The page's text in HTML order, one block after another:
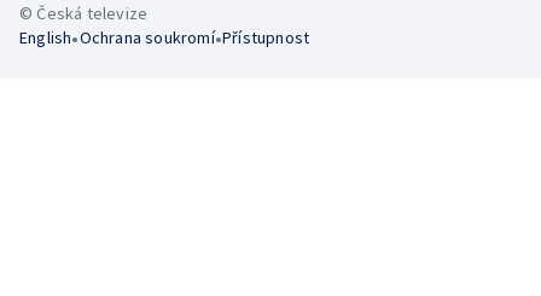
© Česká televize
English•Ochrana soukromí•Přístupnost